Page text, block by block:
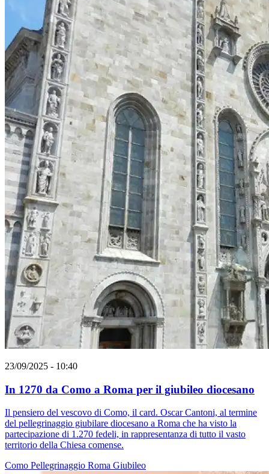
23/09/2025 - 10:40
In 1270 da Como a Roma per il giubileo diocesano
Il pensiero del vescovo di Como, il card. Oscar Cantoni, al termine
del pellegrinaggio giubilare diocesano a Roma che ha visto la
partecipazione di 1.270 fedeli, in rappresentanza di tutto il vasto
territorio della Chiesa comense.
Como Pellegrinaggio Roma Giubileo